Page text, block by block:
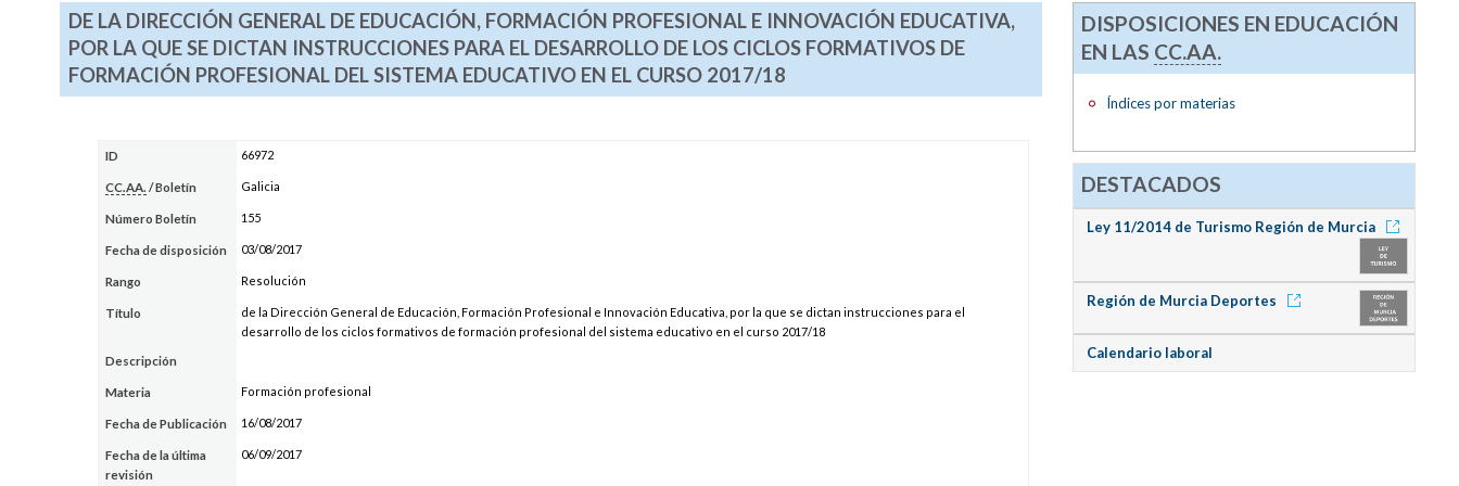
DE LA DIRECCIÓN GENERAL DE EDUCACIÓN, FORMACIÓN PROFESIONAL E INNOVACIÓN EDUCATIVA,
POR LA QUE SE DICTAN INSTRUCCIONES PARA EL DESARROLLO DE LOS CICLOS FORMATIVOS DE
FORMACIÓN PROFESIONAL DEL SISTEMA EDUCATIVO EN EL CURSO 2017/18
ID 66972
CC.AA. / Boletín Galicia
Número Boletín 155
Fecha de disposición 03/08/2017
Rango Resolución
Título
de la Dirección General de Educación, Formación Profesional e Innovación Educativa, por la que se dictan instrucciones para el
desarrollo de los ciclos formativos de formación profesional del sistema educativo en el curso 2017/18
Descripción
Materia Formación profesional
Fecha de Publicación 16/08/2017
Fecha de la última
revisión
06/09/2017
DISPOSICIONES EN EDUCACIÓN
EN LAS CC.AA.
Índices por materias
DESTACADOS
Ley 11/2014 de Turismo Región de Murcia
Región de Murcia Deportes
Calendario laboral